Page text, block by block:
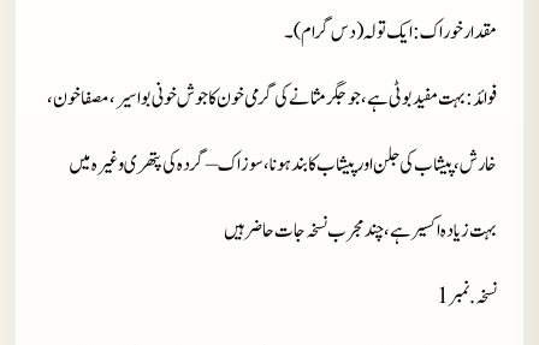
مقدار خوراک: ایک تولہ (دس گرام)۔
فوائد: بہت مفید بوٹی ہے، جو جگر مثانے کی گرمی خون کا جوش خونی بواسیر، مصفا خون،
خارش ، پیشاب کی جلن اور پیشاب کا بند ہونا، سوزاک – گردہ کی پتھری وغیرہ میں
بہت زیادہ اکسیر ہے، چند مجرب نسخہ جات حاضر ہیں
نسخہ.نمبر1